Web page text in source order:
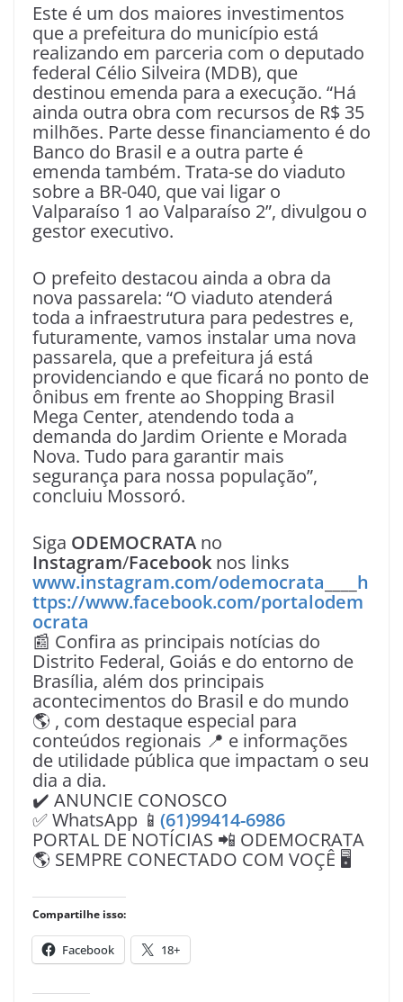
Este é um dos maiores investimentos
que a prefeitura do município está
realizando em parceria com o deputado
federal Célio Silveira (MDB), que
destinou emenda para a execução. “Há
ainda outra obra com recursos de R$ 35
milhões. Parte desse financiamento é do
Banco do Brasil e a outra parte é
emenda também. Trata-se do viaduto
sobre a BR-040, que vai ligar o
Valparaíso 1 ao Valparaíso 2”, divulgou o
gestor executivo.
O prefeito destacou ainda a obra da
nova passarela: “O viaduto atenderá
toda a infraestrutura para pedestres e,
futuramente, vamos instalar uma nova
passarela, que a prefeitura já está
providenciando e que ficará no ponto de
ônibus em frente ao Shopping Brasil
Mega Center, atendendo toda a
demanda do Jardim Oriente e Morada
Nova. Tudo para garantir mais
segurança para nossa população”,
concluiu Mossoró.
Siga ODEMOCRATA no
Instagram/Facebook nos links
www.instagram.com/odemocrata
h
ttps://www.facebook.com/portalodem
ocrata
📰 Confira as principais notícias do
Distrito Federal, Goiás e do entorno de
Brasília, além dos principais
acontecimentos do Brasil e do mundo
🌎 , com destaque especial para
conteúdos regionais 📍 e informações
de utilidade pública que impactam o seu
dia a dia.
✔️ ANUNCIE CONOSCO
✅ WhatsApp 📱 (61)99414-6986
PORTAL DE NOTÍCIAS 📲 ODEMOCRATA
🌎 SEMPRE CONECTADO COM VOÇÊ 🖥️
Compartilhe isso:
Facebook 18+